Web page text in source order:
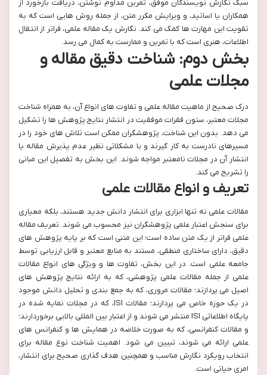
سبک نگارش نویسندگان موفق، تمرین مداوم نوشتن، دریافت بازخورد از
همکاران یا اساتید، و ویرایش مکرر متن، از جمله روش هایی است که به
تقویت این مهارت ها کمک می کند. نگارش یک مقاله علمی، فراتر از انتقال
اطلاعات، هنری است که با تمرین و ممارست به کمال می رسد.
بخش دوم: شناخت دقیق مقاله و
مجلات علمی
درک صحیح از ماهیت مقاله علمی و تفاوت های انواع آن، به همراه شناخت
مجلات معتبر، ستون فقرات موفقیت در انتشار نتایج پژوهش ها را تشکیل
می دهد. بدون این شناخت، پژوهشگران ممکن است تلاش های خود را در
مسیرهای نادرست به کار گیرند و با مشکلاتی نظیر عدم پذیرش مقاله یا
انتشار آن در مجلات نامعتبر مواجه شوند. این بخش به تفصیل این مبانی
را تشریح می کند.
تعریف و انواع مقالات علمی
مقالات علمی نه تنها ابزاری برای انتشار دانش جدید هستند، بلکه معیاری
برای سنجش اعتبار علمی پژوهشگران نیز محسوب می شوند. تعریف مقاله
علمی فراتر از یک متن ساده است؛ این متنی است که بر پایه پژوهش های
دقیق، دارای ساختاری منطقی، مستند به منابع معتبر و قابل ارزیابی توسط
جامعه علمی است. در این بخش، تفاوت ها و ویژگی های انواع مقالات
علمی از جمله مقالات علمی پژوهشی، که به ارائه نتایج پژوهش های
اصیل می پردازند؛ مقالات مروری، که به جمع بندی و تحلیل دانش موجود
در یک حوزه خاص می پردازند؛ مقالات ISI، که در مجلات نمایه شده در
پایگاه اطلاعاتی ISI منتشر می شوند و از اعتبار بین المللی بالایی برخوردارند؛
و مقالات کنفرانسی، که به صورت خلاصه در همایش ها و کنفرانس های
علمی ارائه می شوند، تبیین می شود. اهمیت شناخت نوع مقاله برای
انتخاب رویکرد نگارش مناسب و همچنین هدف گذاری صحیح برای انتشار،
امری حیاتی است.